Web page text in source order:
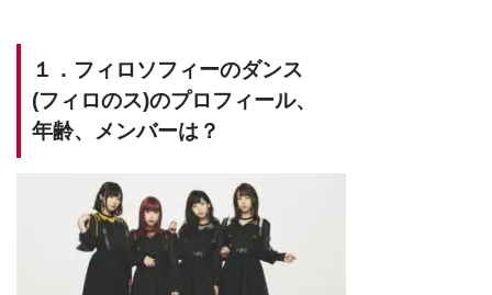
１．フィロソフィーのダンス
(フィロのス)のプロフィール、
年齢、メンバーは？